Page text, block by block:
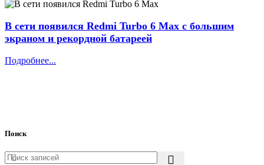
В сети появился Redmi Turbo 6 Max с большим
экраном и рекордной батареей
Подробнее...
Поиск